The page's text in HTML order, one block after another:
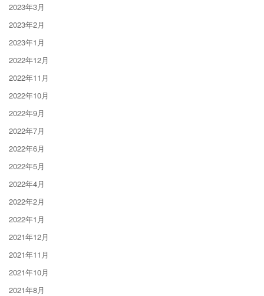
2023年3月
2023年2月
2023年1月
2022年12月
2022年11月
2022年10月
2022年9月
2022年7月
2022年6月
2022年5月
2022年4月
2022年2月
2022年1月
2021年12月
2021年11月
2021年10月
2021年8月